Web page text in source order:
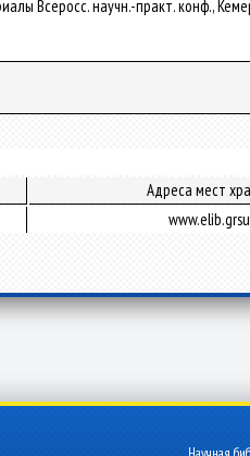
Всеросс. научн.-практ. конф.,
Адреса мест